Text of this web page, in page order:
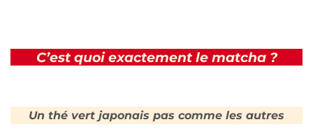
C’est quoi exactement le matcha ?
Un thé vert japonais pas comme les autres